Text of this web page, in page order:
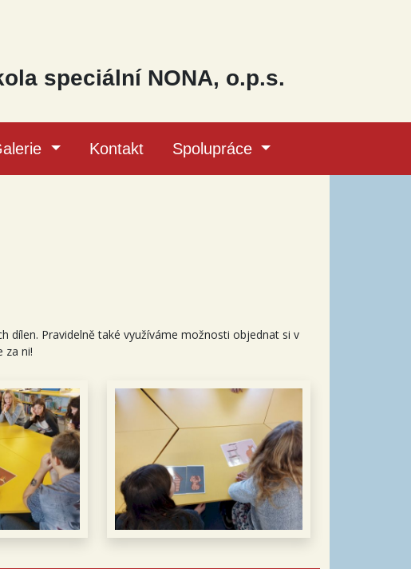
speciální NONA, o.p.s.
Kontakt Spolupráce
dílen. Pravidelně také využíváme možnosti objednat si v
za ni!